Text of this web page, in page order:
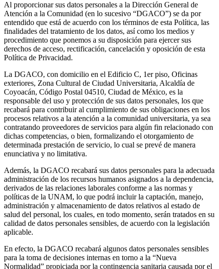
Al proporcionar sus datos personales a la Dirección General de
Atención a la Comunidad (en lo sucesivo “DGACO”) se da por
entendido que está de acuerdo con los términos de esta Política, las
finalidades del tratamiento de los datos, así como los medios y
procedimiento que ponemos a su disposición para ejercer sus
derechos de acceso, rectificación, cancelación y oposición de esta
Política de Privacidad.
La DGACO, con domicilio en el Edificio C, 1er piso, Oficinas
exteriores, Zona Cultural de Ciudad Universitaria, Alcaldía de
Coyoacán, Código Postal 04510, Ciudad de México, es la
responsable del uso y protección de sus datos personales, los que
recabará para contribuir al cumplimiento de sus obligaciones en los
procesos relativos a la atención a la comunidad universitaria, ya sea
contratando proveedores de servicios para algún fin relacionado con
dichas competencias, o bien, formalizando el otorgamiento de
determinada prestación de servicio, lo cual se prevé de manera
enunciativa y no limitativa.
Además, la DGACO recabará sus datos personales para la adecuada
administración de los recursos humanos asignados a la dependencia,
derivados de las relaciones laborales conforme a las normas y
políticas de la UNAM, lo que podrá incluir la captación, manejo,
administración y almacenamiento de datos relativos al estado de
salud del personal, los cuales, en todo momento, serán tratados en su
calidad de datos personales sensibles, de acuerdo con la legislación
aplicable.
En efecto, la DGACO recabará algunos datos personales sensibles
para la toma de decisiones internas en torno a la “Nueva
Normalidad” propiciada por la contingencia sanitaria causada por el